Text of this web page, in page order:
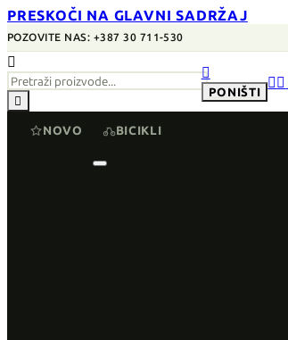
PRESKOČI NA GLAVNI SADRŽAJ
POZOVITE NAS: +387 30 711-530



PONIŠTI

NOVO BICIKLI